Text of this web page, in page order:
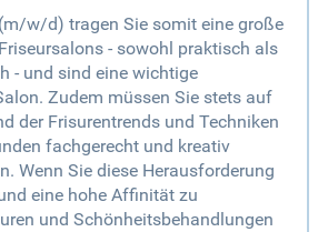
w/d) tragen Sie somit eine große
- sowohl praktisch als
- und sind eine wichtige
Zudem müssen Sie stets auf
der Frisurentrends und Techniken
fachgerecht und kreativ
Wenn Sie diese Herausforderung
eine hohe Affinität zu
und Schönheitsbehandlungen